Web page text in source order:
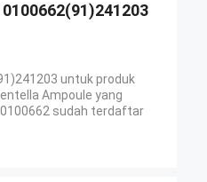
untuk produk
Ampoule yang
sudah terdaftar